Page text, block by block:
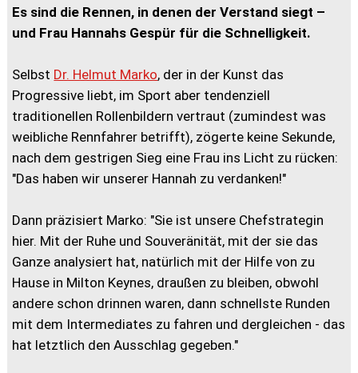
Es sind die Rennen, in denen der Verstand siegt –
und Frau Hannahs Gespür für die Schnelligkeit.
Selbst Dr. Helmut Marko, der in der Kunst das
Progressive liebt, im Sport aber tendenziell
traditionellen Rollenbildern vertraut (zumindest was
weibliche Rennfahrer betrifft), zögerte keine Sekunde,
nach dem gestrigen Sieg eine Frau ins Licht zu rücken:
"Das haben wir unserer Hannah zu verdanken!"
Dann präzisiert Marko: "Sie ist unsere Chefstrategin
hier. Mit der Ruhe und Souveränität, mit der sie das
Ganze analysiert hat, natürlich mit der Hilfe von zu
Hause in Milton Keynes, draußen zu bleiben, obwohl
andere schon drinnen waren, dann schnellste Runden
mit dem Intermediates zu fahren und dergleichen - das
hat letztlich den Ausschlag gegeben."